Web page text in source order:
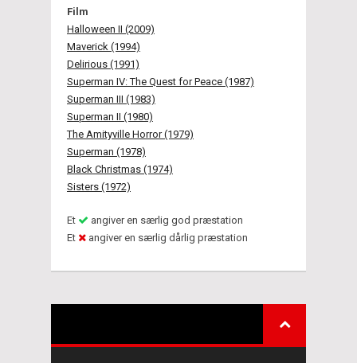
Film
Halloween II (2009)
Maverick (1994)
Delirious (1991)
Superman IV: The Quest for Peace (1987)
Superman III (1983)
Superman II (1980)
The Amityville Horror (1979)
Superman (1978)
Black Christmas (1974)
Sisters (1972)
Et
angiver en særlig god præstation
Et
angiver en særlig dårlig præstation